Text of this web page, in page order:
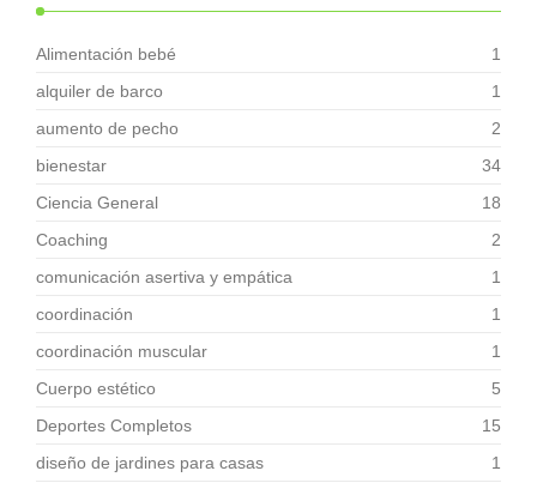
Alimentación bebé
1
alquiler de barco
1
aumento de pecho
2
bienestar
34
Ciencia General
18
Coaching
2
comunicación asertiva y empática
1
coordinación
1
coordinación muscular
1
Cuerpo estético
5
Deportes Completos
15
diseño de jardines para casas
1